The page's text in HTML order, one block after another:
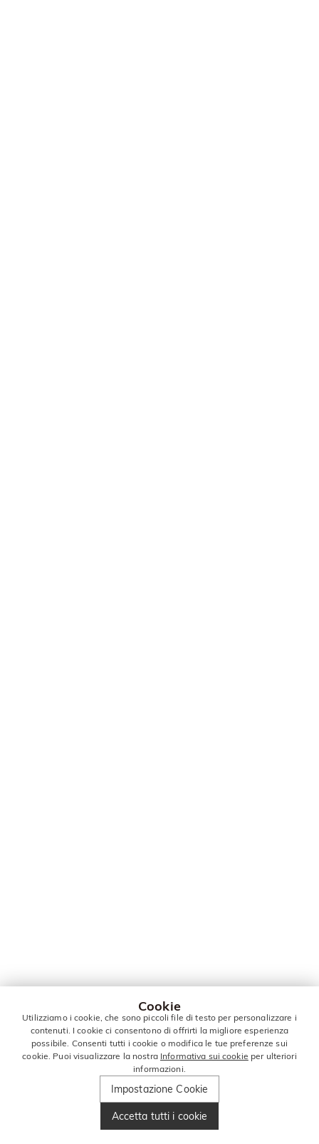
Cookie
Utilizziamo i cookie, che sono piccoli file di testo per personalizzare i
contenuti. I cookie ci consentono di offrirti la migliore esperienza
possibile. Consenti tutti i cookie o modifica le tue preferenze sui
cookie. Puoi visualizzare la nostra Informativa sui cookie per ulteriori
informazioni.
Impostazione Cookie
Accetta tutti i cookie